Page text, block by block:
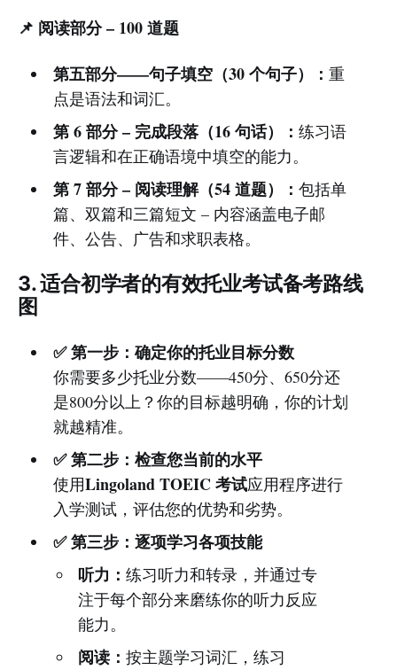
📌 阅读部分 – 100 道题
第五部分——句子填空（30 个句子）： 重
点是语法和词汇。
第 6 部分 – 完成段落（16 句话）： 练习语
言逻辑和在正确语境中填空的能力。
第 7 部分 – 阅读理解（54 道题）： 包括单
篇、双篇和三篇短文 – 内容涵盖电子邮
件、公告、广告和求职表格。
3. 适合初学者的有效托业考试备考路线
图
✅ 第一步：确定你的托业目标分数
你需要多少托业分数——450分、650分还
是800分以上？你的目标越明确，你的计划
就越精准。
✅ 第二步：检查您当前的水平
使用Lingoland TOEIC 考试应用程序进行
入学测试，评估您的优势和劣势。
✅ 第三步：逐项学习各项技能
听力：练习听力和转录，并通过专
注于每个部分来磨练你的听力反应
能力。
阅读：按主题学习词汇，练习